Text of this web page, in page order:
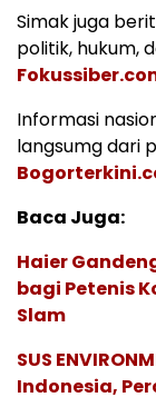
Simak juga
politik, hukum,
Informasi
langsumg dari
Baca Juga:
Haier
bagi Petenis
Slam
SUS
Indonesia,